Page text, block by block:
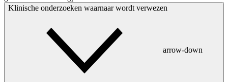
Klinische onderzoeken waarnaar wordt verwezen
arrow-down